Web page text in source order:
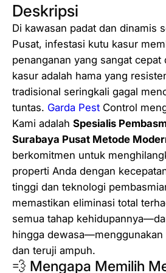
a
l
i
s
P
e
m
b
a
s
m
i
K
u
t
u
K
Deskripsi
Di kawasan padat dan dinamis
Pusat, infestasi kutu kasur
penanganan yang sangat cepat
kasur adalah hama yang
tradisional seringkali gagal
tuntas. Garda Pest Control
Kami adalah Spesialis
Surabaya Pusat Metode
berkomitmen untuk
properti Anda dengan
tinggi dan teknologi
memastikan eliminasi total
semua tahap
hingga dewasa—menggunakan
dan teruji ampuh.
💨 Mengapa Memilih